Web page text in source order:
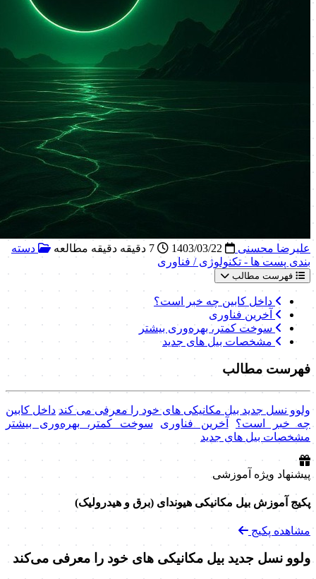
علیرضا محسنی
دسته
بندی پست ها - تکنولوژی / فناوری
فهرست مطالب
داخل کابین چه خبر است؟
آخرین فناوری
سوخت کمتر، بهره‌وری بیشتر
مشخصات بیل های جدید
فهرست مطالب
‌ولوو نسل جدید بیل مکانیکی های خود را معرفی می کند داخل کابین
چه خبر است؟
‌آخرین فناوری
سوخت کمتر، بهره‌وری بیشتر
مشخصات بیل های جدید
پیشنهاد ویژه آموزشی
پکیج آموزش بیل مکانیکی هیوندای (برق و هیدرولیک)
مشاهده پکیج
ولوو نسل جدید بیل مکانیکی های خود را معرفی می‌کند